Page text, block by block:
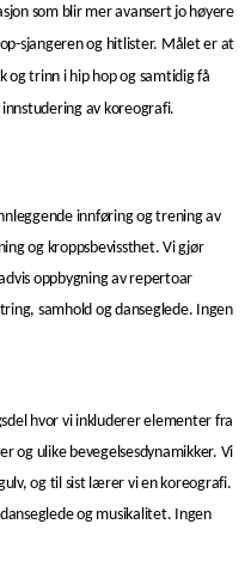
som blir mer avansert jo høyere
sjangeren og hitlister. Målet er at
og trinn i hip hop og samtidig få
av koreografi.
innføring og trening av
og kroppsbevissthet. Vi gjør
oppbygning av repertoar
samhold og danseglede. Ingen
hvor vi inkluderer elementer fra
og ulike bevegelsesdynamikker. Vi
og til sist lærer vi en koreografi.
og musikalitet. Ingen